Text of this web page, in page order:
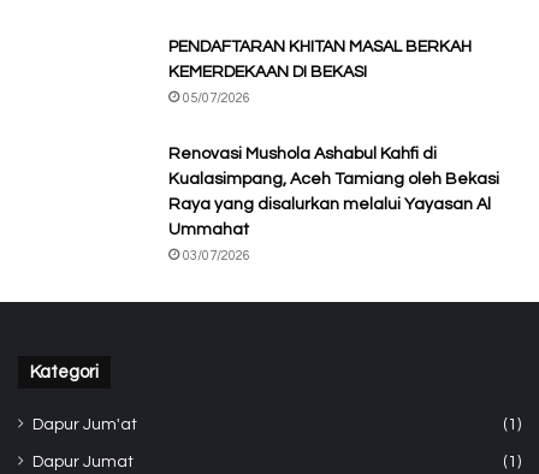
PENDAFTARAN KHITAN MASAL BERKAH
KEMERDEKAAN DI BEKASI
05/07/2026
Renovasi Mushola Ashabul Kahfi di
Kualasimpang, Aceh Tamiang oleh Bekasi
Raya yang disalurkan melalui Yayasan Al
Ummahat
03/07/2026
Kategori
Dapur Jum'at (1)
Dapur Jumat (1)